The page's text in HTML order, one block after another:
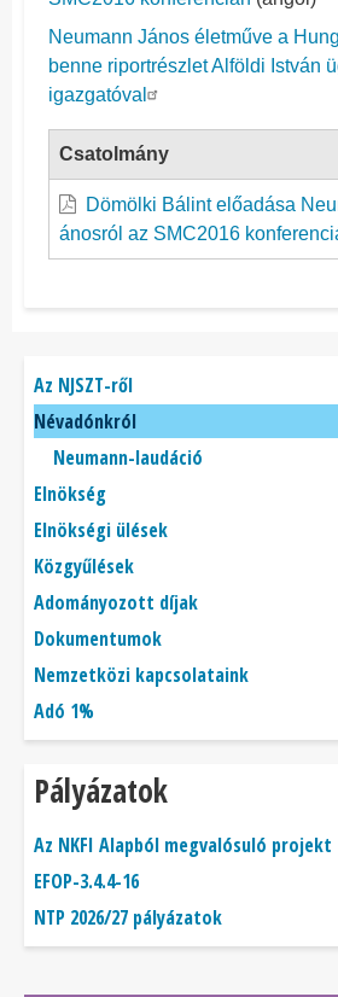
Neumann János életműve a
benne riportrészlet Alföldi István
igazgatóval
Csatolmány
Dömölki Bálint előadása
ánosról az SMC2016
Főmenü
Az NJSZT-ről
Névadónkról
Neumann-laudáció
Elnökség
Elnökségi ülések
Közgyűlések
Adományozott díjak
Dokumentumok
Nemzetközi kapcsolataink
Adó 1%
Pályázatok
Az NKFI Alapból megvalósuló projekt
EFOP-3.4.4-16
NTP 2026/27 pályázatok